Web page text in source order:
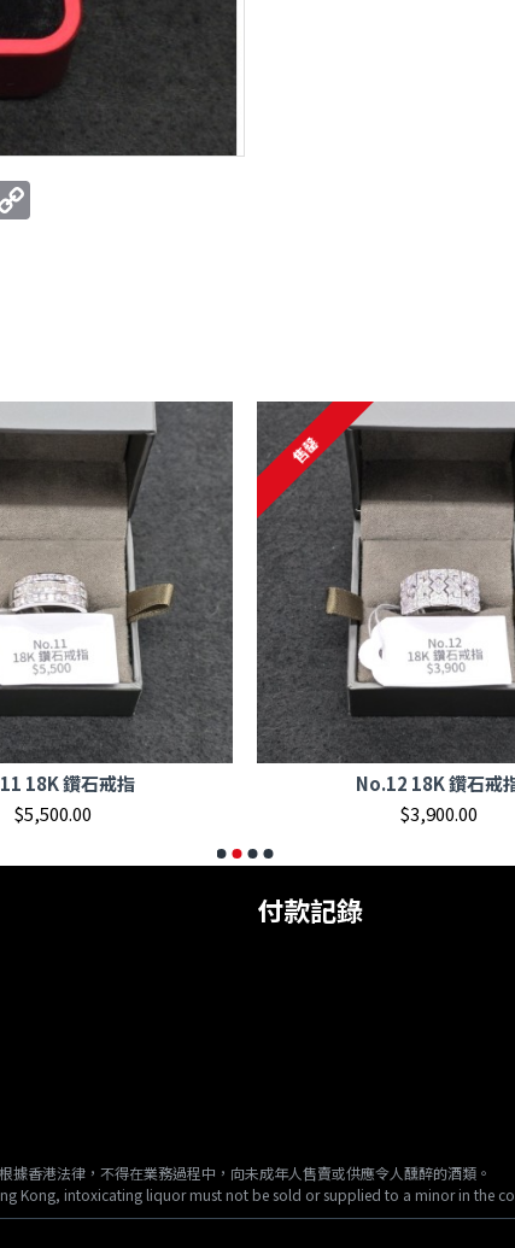
Copy
Link
18K 鑽石戒指
$5,500.00
售罄
No.12 18K 鑽石戒
$3,900.00
付款記錄
根據香港法律，不得在業務過程中，向未成年人售賣或供應令人醺醉的酒類。
Kong, intoxicating liquor must not be sold or supplied to a minor in the